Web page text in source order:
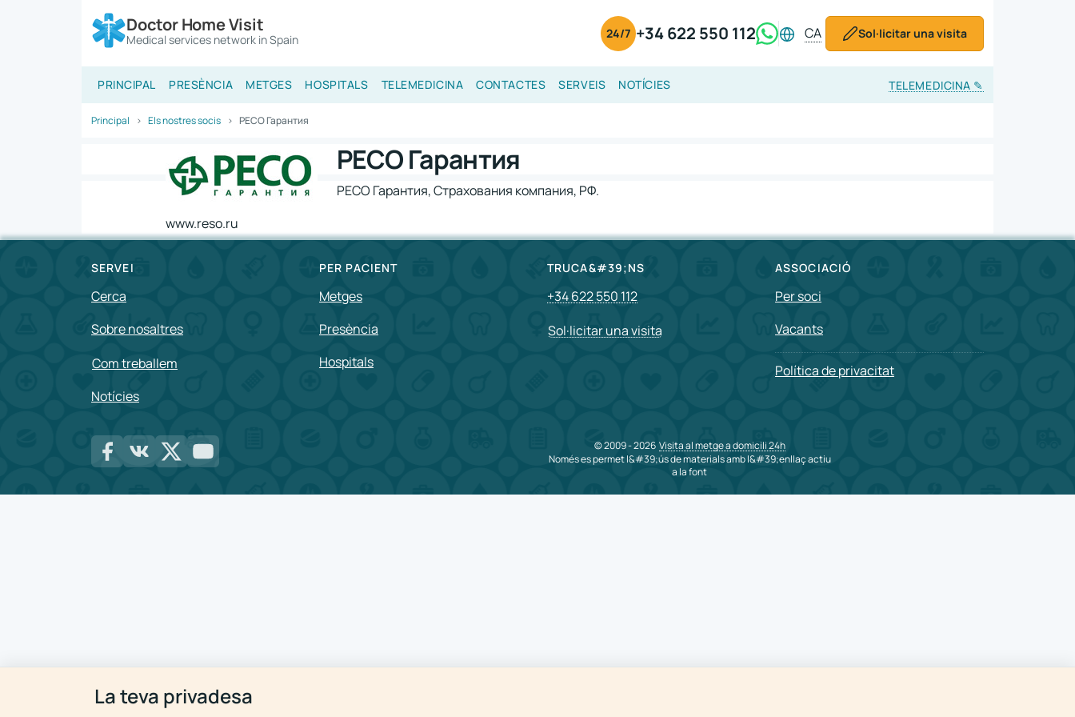
Doctor Home Visit
Medical services network in Spain 24/7 +34 622 550 112 CA Sol·licitar una visita
PRINCIPAL PRESÈNCIA METGES HOSPITALS TELEMEDICINA CONTACTES SERVEIS NOTÍCIES TELEMEDICINA ✎
La teva privadesa
Principal Els nostres socis РЕСО Гарантия
РЕСО Гарантия
РЕСО Гарантия, Страхования компания, РФ.
www.reso.ru
SERVEI
Cerca
Sobre nosaltres
Com treballem
Notícies
PER PACIENT
Metges
Presència
Hospitals
TRUCA&#39;NS
+34 622 550 112
Sol·licitar una visita
ASSOCIACIÓ
Per soci
Vacants
Política de privacitat
© 2009 - 2026 Visita al metge a domicili 24h
Només es permet l&#39;ús de materials amb l&#39;enllaç actiu
a la font